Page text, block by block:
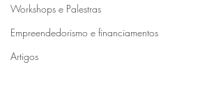
Workshops e Palestras
Empreendedorismo e financiamentos
Artigos